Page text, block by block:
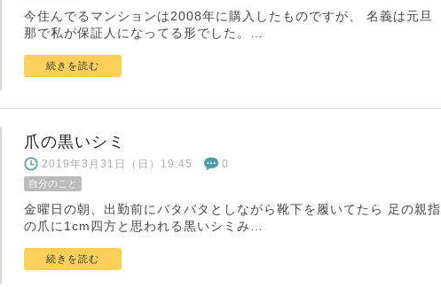
今住んでるマンションは2008年に購入したものですが、 名義は元旦
那で私が保証人になってる形でした。…
続きを読む
爪の黒いシミ
2019年3月31日（日）19:45 0
自分のこと
金曜日の朝、出勤前にバタバタとしながら靴下を履いてたら 足の親指
の爪に1cm四方と思われる黒いシミみ…
続きを読む